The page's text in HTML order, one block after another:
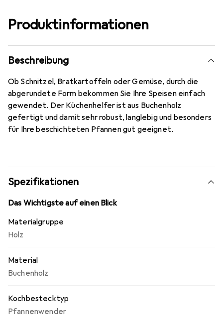
Produktinformationen
Beschreibung
Ob Schnitzel, Bratkartoffeln oder Gemüse, durch die
abgerundete Form bekommen Sie Ihre Speisen einfach
gewendet. Der Küchenhelfer ist aus Buchenholz
gefertigt und damit sehr robust, langlebig und besonders
für Ihre beschichteten Pfannen gut geeignet.
Spezifikationen
Das Wichtigste auf einen Blick
Materialgruppe
Holz
Material
Buchenholz
Kochbestecktyp
Pfannenwender